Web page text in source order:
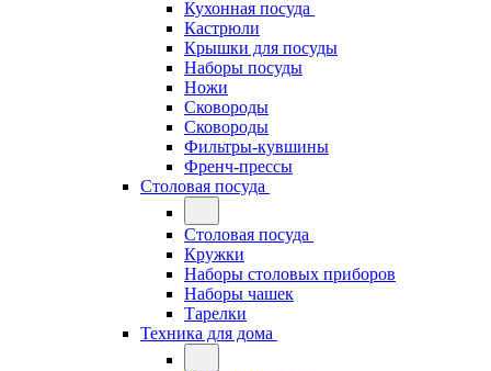
Кухонная посуда
Кастрюли
Крышки для посуды
Наборы посуды
Ножи
Сковороды
Сковороды
Фильтры-кувшины
Френч-прессы
Столовая посуда
Столовая посуда
Кружки
Наборы столовых приборов
Наборы чашек
Тарелки
Техника для дома